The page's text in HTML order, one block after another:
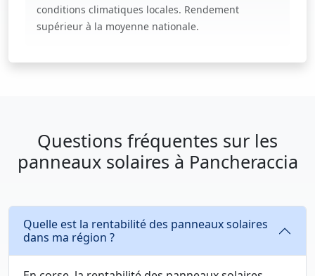
conditions climatiques locales. Rendement
supérieur à la moyenne nationale.
Questions fréquentes sur les
panneaux solaires à Pancheraccia
Quelle est la rentabilité des panneaux solaires
dans ma région ?